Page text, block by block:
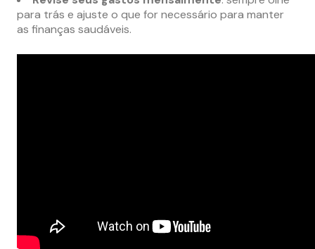
para trás e ajuste o que for necessário para manter
as finanças saudáveis.